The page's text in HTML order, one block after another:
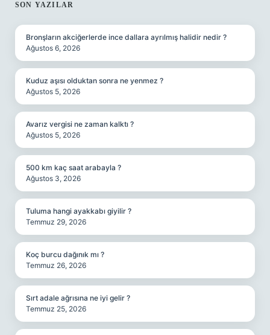
SIDEBAR
SON YAZILAR
Bronşların akciğerlerde ince dallara ayrılmış halidir nedir ?
Ağustos 6, 2026
Kuduz aşısı olduktan sonra ne yenmez ?
Ağustos 5, 2026
Avarız vergisi ne zaman kalktı ?
Ağustos 5, 2026
500 km kaç saat arabayla ?
Ağustos 3, 2026
Tuluma hangi ayakkabı giyilir ?
Temmuz 29, 2026
Koç burcu dağınık mı ?
Temmuz 26, 2026
Sırt adale ağrısına ne iyi gelir ?
Temmuz 25, 2026